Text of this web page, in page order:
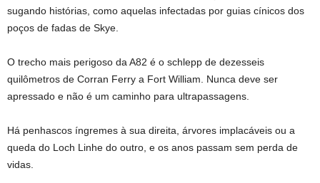
sugando histórias, como aquelas infectadas por guias cínicos dos
poços de fadas de Skye.
O trecho mais perigoso da A82 é o schlepp de dezesseis
quilômetros de Corran Ferry a Fort William. Nunca deve ser
apressado e não é um caminho para ultrapassagens.
Há penhascos íngremes à sua direita, árvores implacáveis ​​ou a
queda do Loch Linhe do outro, e os anos passam sem perda de
vidas.